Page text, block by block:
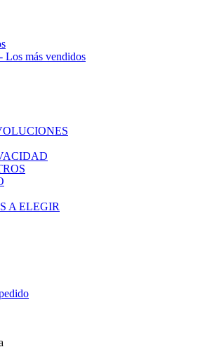
Los más vendidos
A ELEGIR